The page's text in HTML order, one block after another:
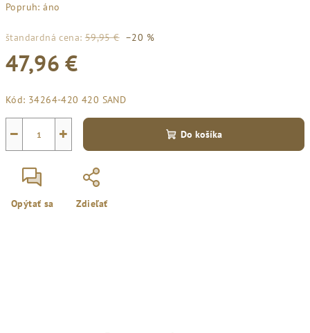
Popruh: áno
štandardná cena: 59,95 € –20 %
47,96 €
cena:
Kód: 34264-420 420 SAND
+
− Do košíka
Opýtať sa Zdieľať